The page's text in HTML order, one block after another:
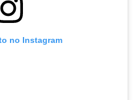
no Instagram